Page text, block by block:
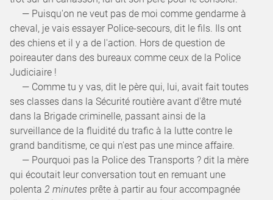
— Puisqu'on ne veut pas de moi comme gendarme à
cheval, je vais essayer Police-secours, dit le fils. Ils ont
des chiens et il y a de l'action. Hors de question de
poireauter dans des bureaux comme ceux de la Police
Judiciaire !
— Comme tu y vas, dit le père qui, lui, avait fait toutes
ses classes dans la Sécurité routière avant d'être muté
dans la Brigade criminelle, passant ainsi de la
surveillance de la fluidité du trafic à la lutte contre le
grand banditisme, ce qui n'est pas une mince affaire.
— Pourquoi pas la Police des Transports ? dit la mère
qui écoutait leur conversation tout en remuant une
polenta 2 minutes prête à partir au four accompagnée